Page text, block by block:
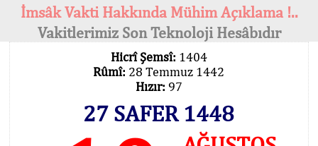
İmsâk Vakti Hakkında Mühim Açıklama !..
Vakitlerimiz Son Teknoloji Hesâbıdır
Hicrî Şemsî: 1404
Rûmî: 28 Temmuz 1442
Hızır: 97
27 SAFER 1448